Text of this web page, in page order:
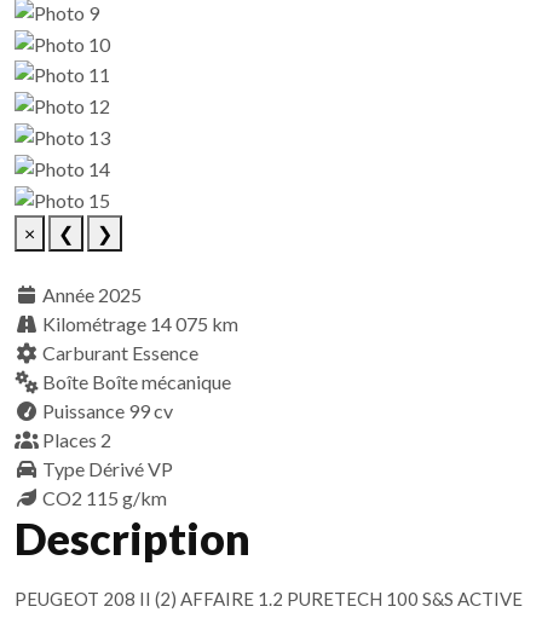
× ❮ ❯
Année 2025
Kilométrage 14 075 km
Carburant Essence
Boîte Boîte mécanique
Puissance 99 cv
Places 2
Type Dérivé VP
CO2 115 g/km
Description
PEUGEOT 208 II (2) AFFAIRE 1.2 PURETECH 100 S&S ACTIVE